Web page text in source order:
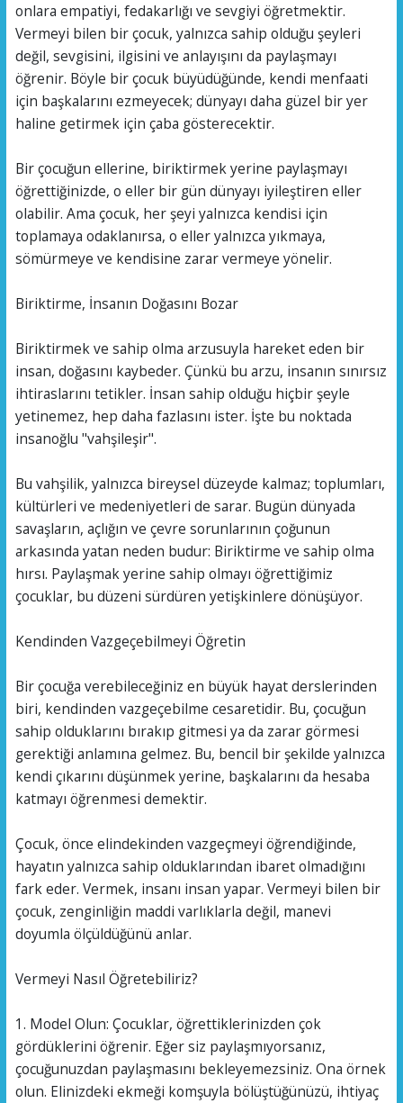
onlara empatiyi, fedakarlığı ve sevgiyi öğretmektir.
Vermeyi bilen bir çocuk, yalnızca sahip olduğu şeyleri
değil, sevgisini, ilgisini ve anlayışını da paylaşmayı
öğrenir. Böyle bir çocuk büyüdüğünde, kendi menfaati
için başkalarını ezmeyecek; dünyayı daha güzel bir yer
haline getirmek için çaba gösterecektir.
Bir çocuğun ellerine, biriktirmek yerine paylaşmayı
öğrettiğinizde, o eller bir gün dünyayı iyileştiren eller
olabilir. Ama çocuk, her şeyi yalnızca kendisi için
toplamaya odaklanırsa, o eller yalnızca yıkmaya,
sömürmeye ve kendisine zarar vermeye yönelir.
Biriktirme, İnsanın Doğasını Bozar
Biriktirmek ve sahip olma arzusuyla hareket eden bir
insan, doğasını kaybeder. Çünkü bu arzu, insanın sınırsız
ihtiraslarını tetikler. İnsan sahip olduğu hiçbir şeyle
yetinemez, hep daha fazlasını ister. İşte bu noktada
insanoğlu "vahşileşir".
Bu vahşilik, yalnızca bireysel düzeyde kalmaz; toplumları,
kültürleri ve medeniyetleri de sarar. Bugün dünyada
savaşların, açlığın ve çevre sorunlarının çoğunun
arkasında yatan neden budur: Biriktirme ve sahip olma
hırsı. Paylaşmak yerine sahip olmayı öğrettiğimiz
çocuklar, bu düzeni sürdüren yetişkinlere dönüşüyor.
Kendinden Vazgeçebilmeyi Öğretin
Bir çocuğa verebileceğiniz en büyük hayat derslerinden
biri, kendinden vazgeçebilme cesaretidir. Bu, çocuğun
sahip olduklarını bırakıp gitmesi ya da zarar görmesi
gerektiği anlamına gelmez. Bu, bencil bir şekilde yalnızca
kendi çıkarını düşünmek yerine, başkalarını da hesaba
katmayı öğrenmesi demektir.
Çocuk, önce elindekinden vazgeçmeyi öğrendiğinde,
hayatın yalnızca sahip olduklarından ibaret olmadığını
fark eder. Vermek, insanı insan yapar. Vermeyi bilen bir
çocuk, zenginliğin maddi varlıklarla değil, manevi
doyumla ölçüldüğünü anlar.
Vermeyi Nasıl Öğretebiliriz?
1. Model Olun: Çocuklar, öğrettiklerinizden çok
gördüklerini öğrenir. Eğer siz paylaşmıyorsanız,
çocuğunuzdan paylaşmasını bekleyemezsiniz. Ona örnek
olun. Elinizdeki ekmeği komşuyla bölüştüğünüzü, ihtiyaç